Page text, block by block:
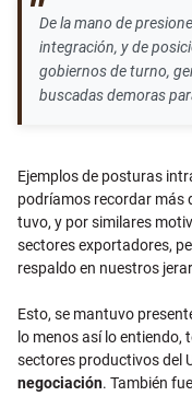
De la mano de
integración, y de
gobiernos de turno,
buscadas demoras
Ejemplos de posturas
podríamos recordar más
tuvo, y por similares
sectores exportadores,
respaldo en nuestros
Esto, se mantuvo
lo menos así lo
sectores productivos del
negociación. También